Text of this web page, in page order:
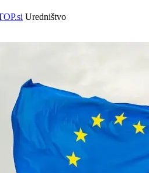
Uredništvo